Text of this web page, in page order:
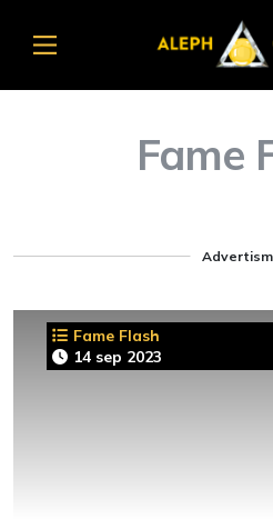
Fame
Fame Flash
14 sep 2023